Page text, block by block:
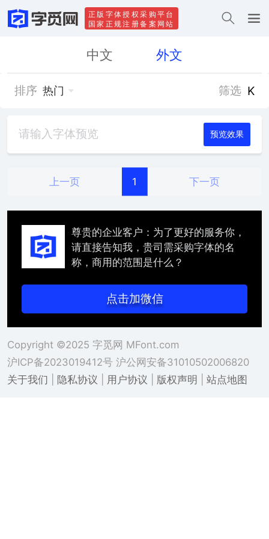
正版字体授权采购平台
国家正规注册备案网站
中文 外文
排序 热门 筛选 K
预览效果
上一页 1 下一页
尊贵的企业客户：为了更好的服务你，
请直接告知我，贵司需采购字体的名
称，商用的范围是什么？
点击加微信
Copyright ©2025 字觅网 MFont.com
沪ICP备2023019412号 沪公网安备31010502006820
关于我们
隐私协议 用户协议 版权声明 站点地图